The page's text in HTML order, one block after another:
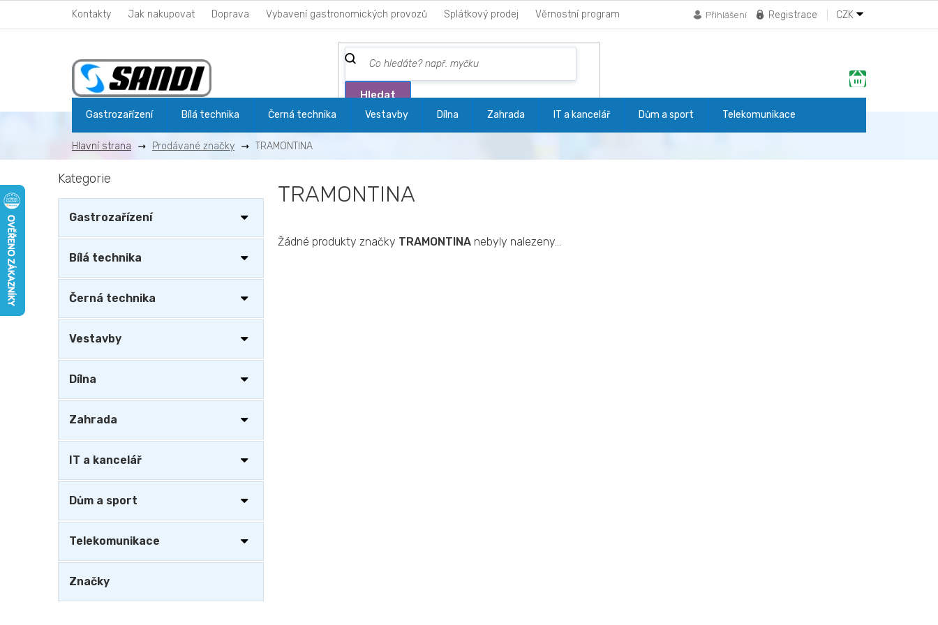
obsah
Kontakty Jak nakupovat Doprava Vybavení gastronomických provozů Splátkový prodej Věrnostní program CZK
Registrace
Přihlášení
Hledat
Nákupní
košík
Gastrozařízení Bílá technika Černá technika Vestavby Dílna Zahrada IT a kancelář Dům a sport Telekomunikace
Prodávané značky TRAMONTINA
o
s
a
n
a
Přeskočit
Kategorie
Gastrozařízení
Bílá technika
Černá technika
Vestavby
Dílna
Zahrada
IT a kancelář
Dům a sport
Telekomunikace
Značky
TRAMONTINA
Žádné produkty značky TRAMONTINA nebyly nalezeny...